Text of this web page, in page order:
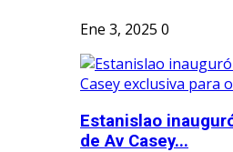
Ene 3, 2025 0
Estanislao
de Av Casey...